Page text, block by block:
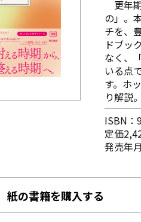
更年
の」。
チを、
ドブッ
なく、
いる点
す。ホ
り解説
ISBN：
定価
発売年
紙の書籍を購入する